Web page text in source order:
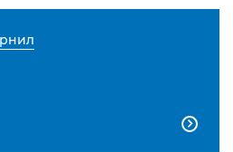
